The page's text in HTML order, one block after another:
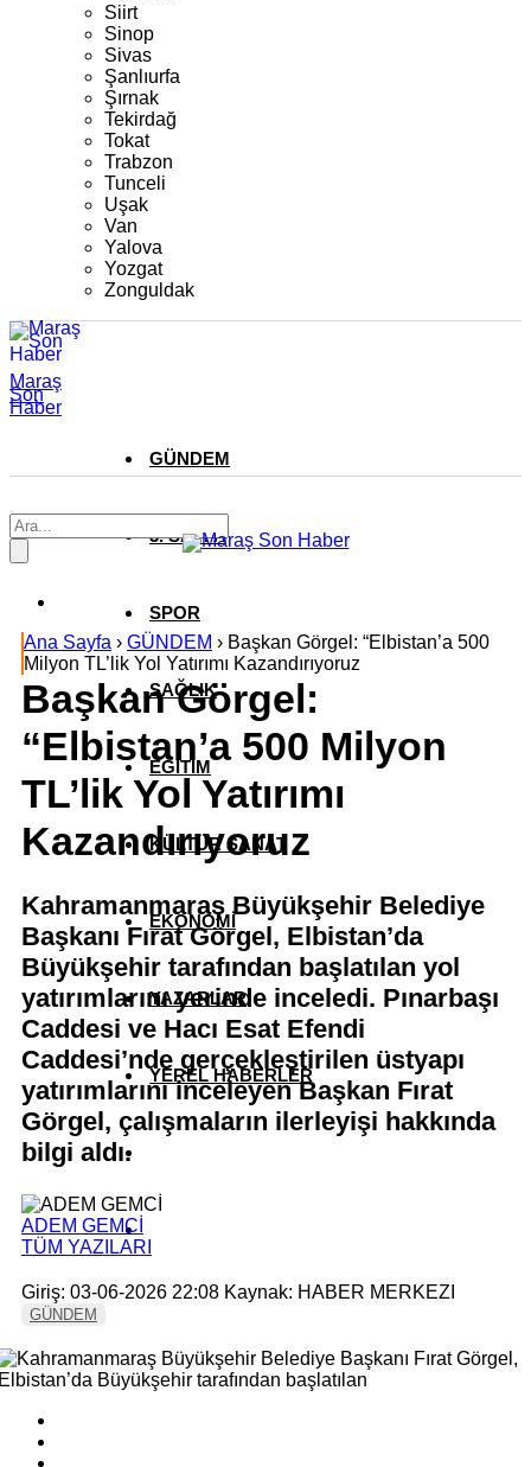
Siirt
Sinop
Sivas
Şanlıurfa
Şırnak
Tekirdağ
Tokat
Trabzon
Tunceli
Uşak
Van
Yalova
Yozgat
Zonguldak
Maraş
Son
Haber
GÜNDEM
3. SAYFA
SPOR
SAĞLIK
EĞİTİM
KÜLTÜR SANAT
EKONOMİ
YAZARLAR
YEREL HABERLER
Ana Sayfa › GÜNDEM › Başkan Görgel: “Elbistan’a 500
Milyon TL’lik Yol Yatırımı Kazandırıyoruz
Başkan Görgel:
“Elbistan’a 500 Milyon
TL’lik Yol Yatırımı
Kazandırıyoruz
Kahramanmaraş Büyükşehir Belediye
Başkanı Fırat Görgel, Elbistan’da
Büyükşehir tarafından başlatılan yol
yatırımlarını yerinde inceledi. Pınarbaşı
Caddesi ve Hacı Esat Efendi
Caddesi’nde gerçekleştirilen üstyapı
yatırımlarını inceleyen Başkan Fırat
Görgel, çalışmaların ilerleyişi hakkında
bilgi aldı.
ADEM GEMCİ
TÜM YAZILARI
Giriş: 03-06-2026 22:08 Kaynak: HABER MERKEZI
GÜNDEM